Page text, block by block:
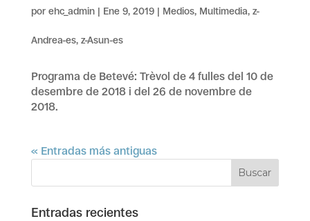
por ehc_admin| Ene 9, 2019| Medios, Multimedia, z-
Andrea-es, z-Asun-es
Programa de Betevé: Trèvol de 4 fulles del 10 de
desembre de 2018 i del 26 de novembre de
2018.
« Entradas más antiguas
Entradas recientes